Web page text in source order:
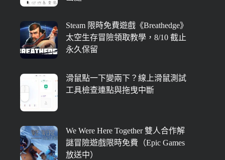
Steam 限時免費遊戲《Breathedge》
太空生存冒險領取教學，8/10 截止
永久保留
滑鼠點一下變兩下？線上滑鼠測試
工具檢查連點與拖曳中斷
We Were Here Together 雙人合作解
謎冒險遊戲限時免費（Epic Games
放送中）